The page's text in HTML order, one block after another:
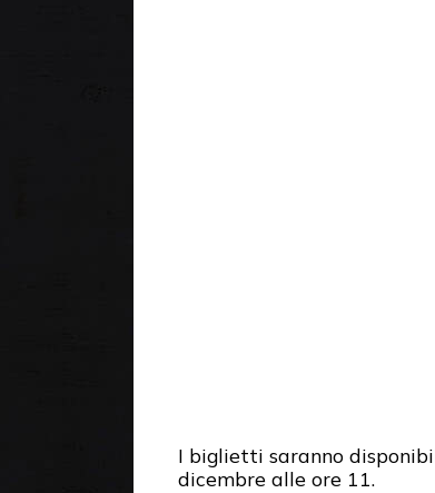
I biglietti saranno
dicembre alle ore 11.